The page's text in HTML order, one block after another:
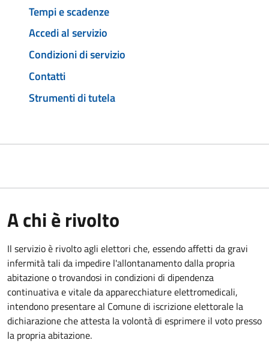
Tempi e scadenze
Accedi al servizio
Condizioni di servizio
Contatti
Strumenti di tutela
A chi è rivolto
Il servizio è rivolto agli elettori che, essendo affetti da gravi
infermità tali da impedire l'allontanamento dalla propria
abitazione o trovandosi in condizioni di dipendenza
continuativa e vitale da apparecchiature elettromedicali,
intendono presentare al Comune di iscrizione elettorale la
dichiarazione che attesta la volontà di esprimere il voto presso
la propria abitazione.